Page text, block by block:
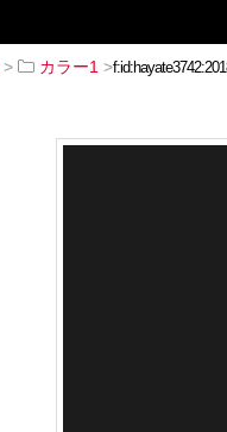
> カラー1 >